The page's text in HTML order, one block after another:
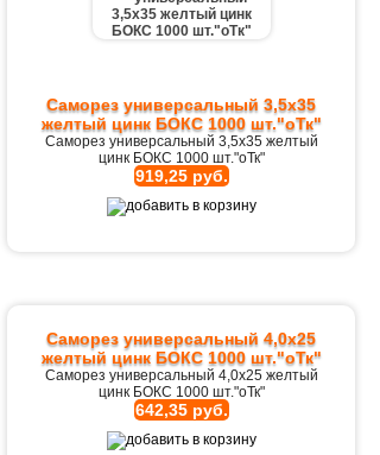
Саморез универсальный 3,5х35
желтый цинк БОКС 1000 шт."оТк"
Саморез универсальный 3,5х35 желтый
цинк БОКС 1000 шт."оТк"
919,25 руб.
Саморез универсальный 4,0х25
желтый цинк БОКС 1000 шт."оТк"
Саморез универсальный 4,0х25 желтый
цинк БОКС 1000 шт."оТк"
642,35 руб.